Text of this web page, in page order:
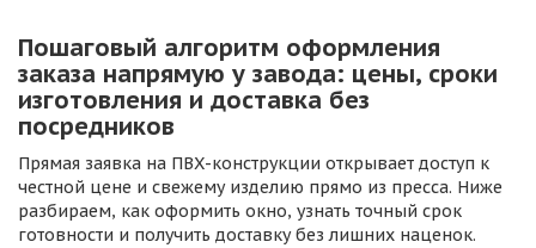
Пошаговый алгоритм оформления
заказа напрямую у завода: цены, сроки
изготовления и доставка без
посредников
Прямая заявка на ПВХ-конструкции открывает доступ к
честной цене и свежему изделию прямо из пресса. Ниже
разбираем, как оформить окно, узнать точный срок
готовности и получить доставку без лишних наценок.